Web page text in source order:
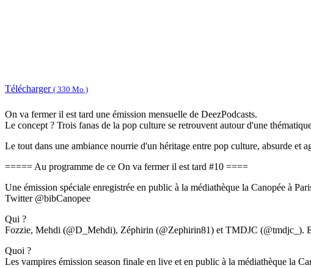
Télécharger ( 330 Mo )
On va fermer il est tard une émission mensuelle de DeezPodcasts.
Le concept ? Trois fanas de la pop culture se retrouvent autour d'une
Le tout dans une ambiance nourrie d'un héritage entre pop culture, absurde et
===== Au programme de ce On va fermer il est tard #10 ====
Une émission spéciale enregistrée en public à la médiathèque la Canopée à
Twitter @bibCanopee
Qui ?
Fozzie, Mehdi (@D_Mehdi), Zéphirin (@Zephirin81) et TMDJC (@tmdjc_).
Quoi ?
Les vampires émission season finale en live et en public à la médiathèque la